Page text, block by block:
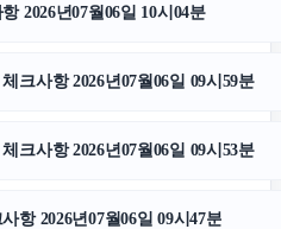
2026년07월06일 10시04분
크사항 2026년07월06일 09시59분
크사항 2026년07월06일 09시53분
항 2026년07월06일 09시47분